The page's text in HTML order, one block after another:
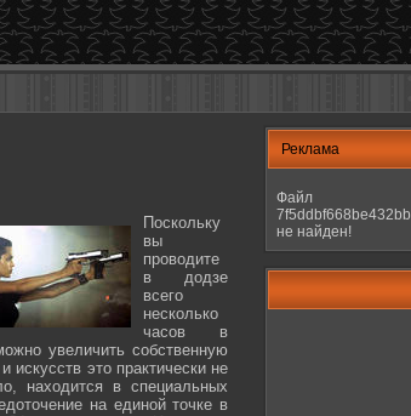
Поскольку
вы
проводите
в додзе
всего
несколько
часов в
увеличить собственную
это практически не
находится в специальных
на единой точке в
Реклама
Файл
не найден!